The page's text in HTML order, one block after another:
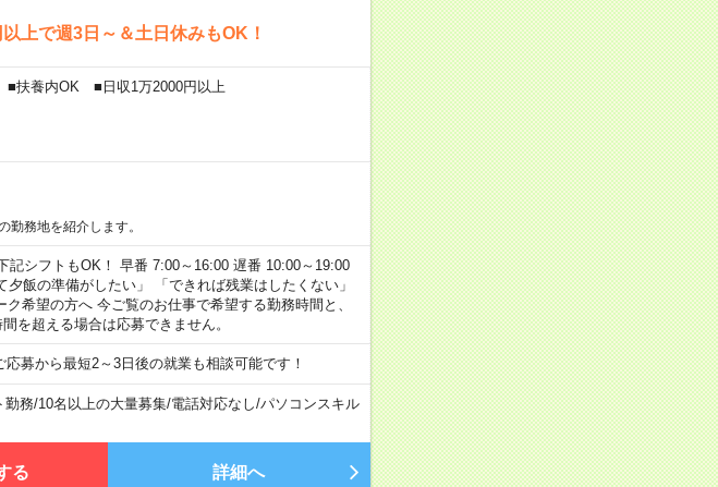
上で週3日～＆土日休みもOK！
扶養内OK ■日収1万2000円以上
務地を紹介します。
記シフトもOK！ 早番 7:00～16:00 遅番 10:00～19:00
夕飯の準備がしたい」 「できれば残業はしたくない」
希望の方へ 今ご覧のお仕事で希望する勤務時間と、
を超える場合は応募できません。
募から最短2～3日後の就業も相談可能です！
勤務/10名以上の大量募集/電話対応なし/パソコンスキル
る 詳細へ